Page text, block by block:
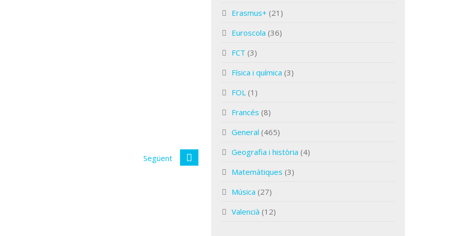
Següent
Erasmus+ (21)
Euroscola (36)
FCT (3)
Física i química (3)
FOL (1)
Francés (8)
General (465)
Geografia i història (4)
Matemàtiques (3)
Música (27)
Valencià (12)